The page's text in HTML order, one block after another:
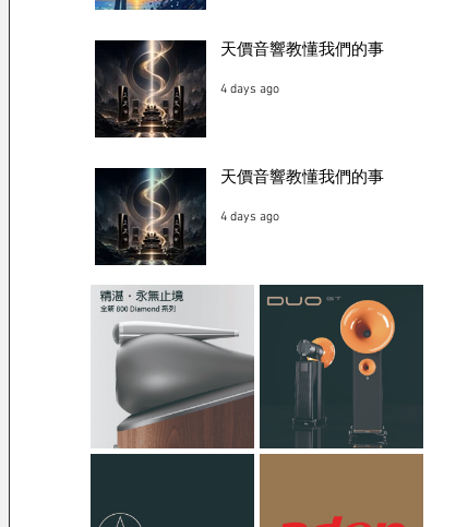
天價音響教懂我們的事
4 days ago
天價音響教懂我們的事
4 days ago